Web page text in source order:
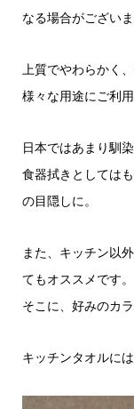
なる場合がござい
上質でやわらかく
様々な用途にご利用
日本ではあまり馴
食器拭きとしては
の目隠しに。
また、キッチン以
てもオススメです。
そこに、好みのカ
キッチンタオルに